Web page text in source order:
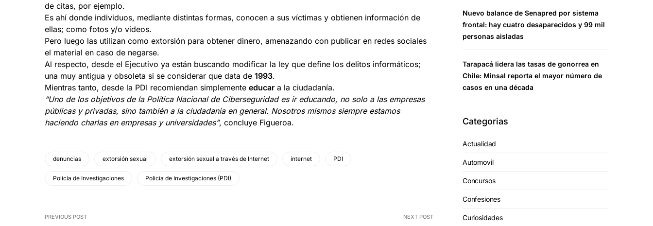
de citas, por ejemplo.
Es ahí donde individuos, mediante distintas formas, conocen a sus víctimas y obtienen información de
ellas; como fotos y/o videos.
Pero luego las utilizan como extorsión para obtener dinero, amenazando con publicar en redes sociales
el material en caso de negarse.
Al respecto, desde el Ejecutivo ya están buscando modificar la ley que define los delitos informáticos;
una muy antigua y obsoleta si se considerar que data de 1993.
Mientras tanto, desde la PDI recomiendan simplemente educar a la ciudadanía.
“Uno de los objetivos de la Política Nacional de Ciberseguridad es ir educando, no solo a las empresas
públicas y privadas, sino también a la ciudadanía en general. Nosotros mismos siempre estamos
haciendo charlas en empresas y universidades”, concluye Figueroa.
denuncias extorsión sexual extorsión sexual a través de Internet internet PDI
Policía de Investigaciones Policía de Investigaciones (PDI)
PREVIOUS POST NEXT POST
Nuevo balance de Senapred por sistema
frontal: hay cuatro desaparecidos y 99 mil
personas aisladas
Tarapacá lidera las tasas de gonorrea en
Chile: Minsal reporta el mayor número de
casos en una década
Categorias
Actualidad
Automovil
Concursos
Confesiones
Curiosidades